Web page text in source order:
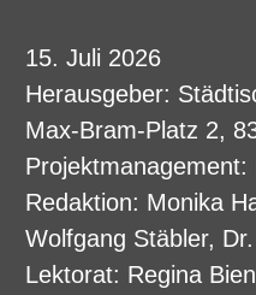
15. Juli 2026
Herausgeber:
Max-Bram-Platz 2,
Redaktion: Monika
Wolfgang Stäbler,
Lektorat: Regina Bien